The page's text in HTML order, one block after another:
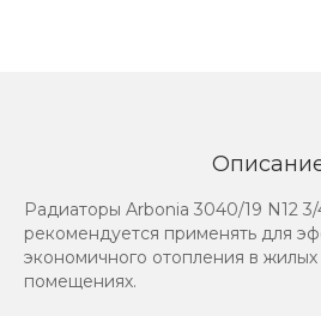
Радиаторы Arbonia 3040/19 N12
рекомендуется применять для
экономичного отопления в
помещениях.